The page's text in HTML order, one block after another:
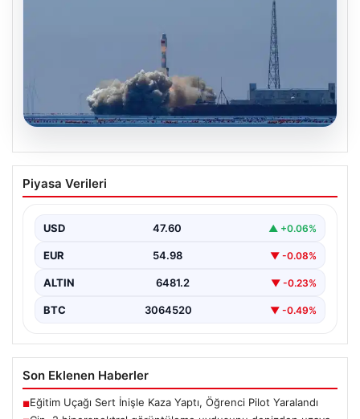
05.08.2026
Çin, 2 hiperspektral görüntüleme
uydusunu denizden uzaya fırlattı
Piyasa Verileri
USD 47.60 ▲ +0.06%
EUR 54.98 ▼ -0.08%
ALTIN 6481.2 ▼ -0.23%
BTC 3064520 ▼ -0.49%
Son Eklenen Haberler
■Eğitim Uçağı Sert İnişle Kaza Yaptı, Öğrenci Pilot Yaralandı